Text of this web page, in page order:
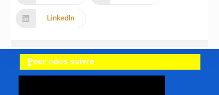
LinkedIn
ٍPour nous suivre